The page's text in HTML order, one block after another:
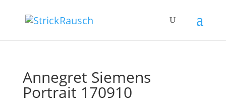
Annegret Siemens
Portrait 170910